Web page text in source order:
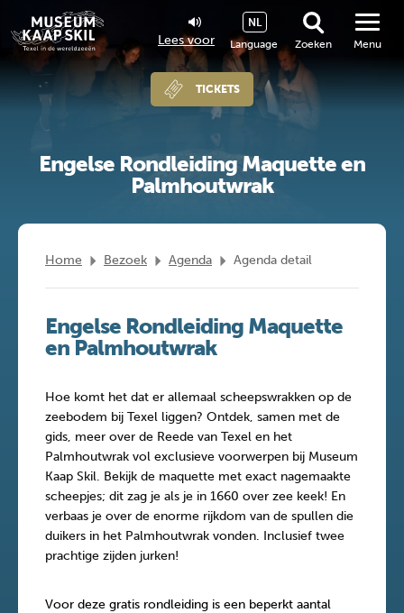
Lees voor Language
NL
Zoeken
TICKETS
Menu
Engelse Rondleiding Maquette en
Palmhoutwrak
Home Bezoek Agenda Agenda detail
Engelse Rondleiding Maquette
en Palmhoutwrak
Hoe komt het dat er allemaal scheepswrakken op de
zeebodem bij Texel liggen? Ontdek, samen met de
gids, meer over de Reede van Texel en het
Palmhoutwrak vol exclusieve voorwerpen bij Museum
Kaap Skil. Bekijk de maquette met exact nagemaakte
scheepjes; dit zag je als je in 1660 over zee keek! En
verbaas je over de enorme rijkdom van de spullen die
duikers in het Palmhoutwrak vonden. Inclusief twee
prachtige zijden jurken!
Voor deze gratis rondleiding is een beperkt aantal